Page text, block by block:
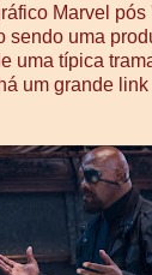
Marvel pós
sendo uma
uma típica
um grande